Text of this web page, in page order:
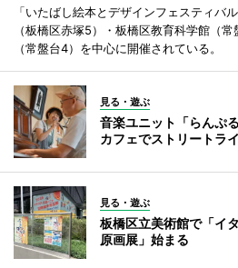
「いたばし絵本とデザインフェスティバ
（板橋区赤塚5）・板橋区教育科学館（
（常盤台4）を中心に開催されている。
見る・遊ぶ
音楽ユニット「らんぷ
カフェでストリートラ
見る・遊ぶ
板橋区立美術館で「イ
原画展」始まる